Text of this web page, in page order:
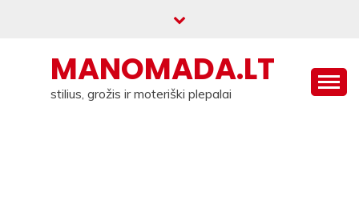
MANOMADA.LT
stilius, grožis ir moteriški plepalai